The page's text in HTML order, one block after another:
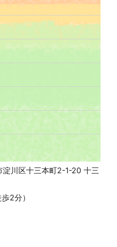
川区十三本町2-1-20 十三
2分）